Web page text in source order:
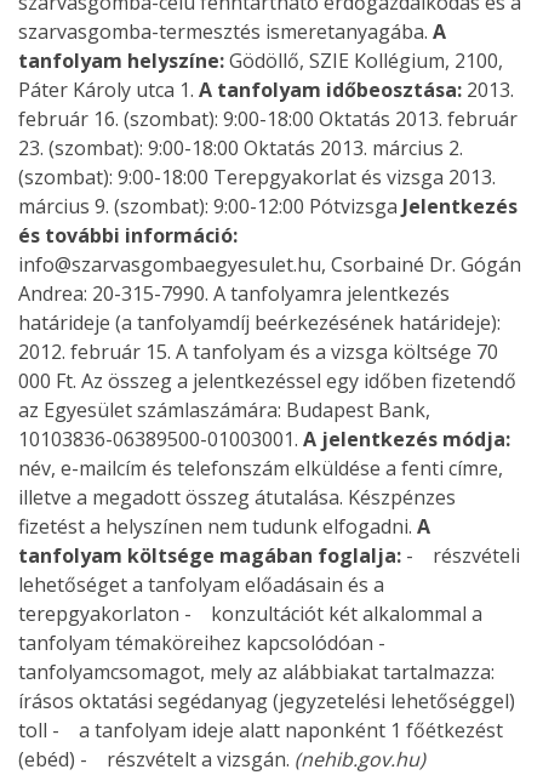
szarvasgomba-termesztés ismeretanyagába. A
tanfolyam helyszíne:Gödöllő, SZIE Kollégium, 2100,
Páter Károly utca 1. A tanfolyam időbeosztása: 2013.
február 16. (szombat): 9:00-18:00 Oktatás 2013. február
23. (szombat): 9:00-18:00 Oktatás 2013. március 2.
(szombat): 9:00-18:00 Terepgyakorlat és vizsga 2013.
március 9. (szombat): 9:00-12:00 Pótvizsga Jelentkezés
és további információ:
info@szarvasgombaegyesulet.hu, Csorbainé Dr. Gógán
Andrea: 20-315-7990. A tanfolyamra jelentkezés
határideje (a tanfolyamdíj beérkezésének határideje):
2012. február 15. A tanfolyam és a vizsga költsége 70
000 Ft. Az összeg a jelentkezéssel egy időben fizetendő
az Egyesület számlaszámára: Budapest Bank,
10103836-06389500-01003001. A jelentkezés módja:
név, e-mailcím és telefonszám elküldése a fenti címre,
illetve a megadott összeg átutalása. Készpénzes
fizetést a helyszínen nem tudunk elfogadni. A
tanfolyam költsége magában foglalja: - részvételi
lehetőséget a tanfolyam előadásain és a
terepgyakorlaton - konzultációt két alkalommal a
tanfolyam témaköreihez kapcsolódóan -
tanfolyamcsomagot, mely az alábbiakat tartalmazza:
írásos oktatási segédanyag (jegyzetelési lehetőséggel)
toll - a tanfolyam ideje alatt naponként 1 főétkezést
(ebéd) - részvételt a vizsgán. (nehib.gov.hu)